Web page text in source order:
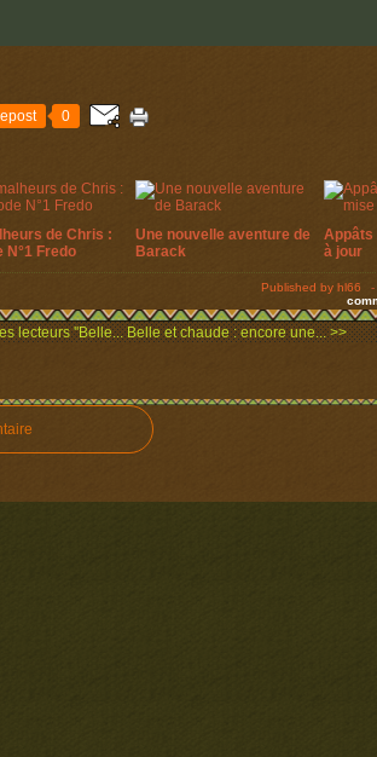
0
de Chris :
N°1 Fredo
Une nouvelle aventure de
Barack
Appâts
à jour
Published by hl66 -
lecteurs ''Belle... Belle et chaude : encore une... >>